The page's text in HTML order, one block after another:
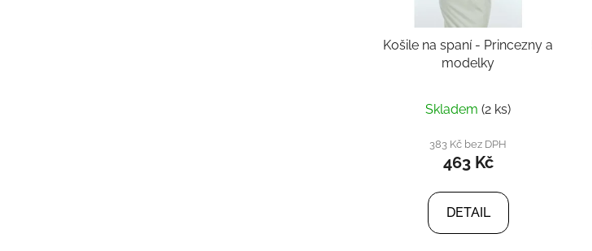
Košile na spaní - Princezny a
modelky
Skladem(2 ks)
383 Kč bez DPH
463 Kč
DETAIL